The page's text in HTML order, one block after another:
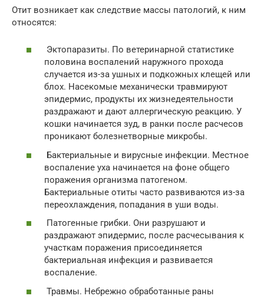
Отит возникает как следствие массы патологий, к ним
относятся:
Эктопаразиты. По ветеринарной статистике
половина воспалений наружного прохода
случается из-за ушных и подкожных клещей или
блох. Насекомые механически травмируют
эпидермис, продукты их жизнедеятельности
раздражают и дают аллергическую реакцию. У
кошки начинается зуд, в ранки после расчесов
проникают болезнетворные микробы.
Бактериальные и вирусные инфекции. Местное
воспаление уха начинается на фоне общего
поражения организма патогеном.
Бактериальные отиты часто развиваются из-за
переохлаждения, попадания в уши воды.
Патогенные грибки. Они разрушают и
раздражают эпидермис, после расчесывания к
участкам поражения присоединяется
бактериальная инфекция и развивается
воспаление.
Травмы. Небрежно обработанные раны